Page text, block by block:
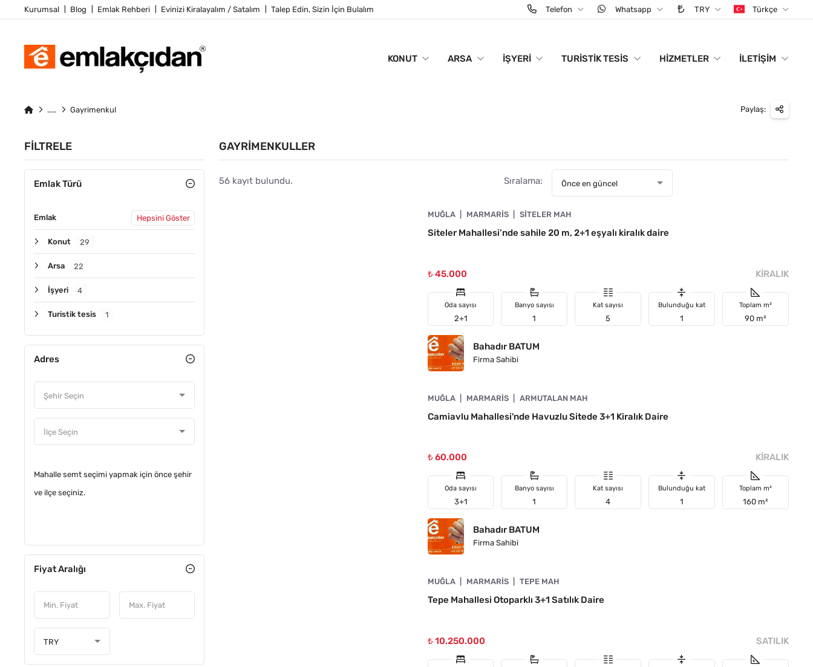
Kurumsal Blog Emlak Rehberi Evinizi Kiralayalım / Satalım Talep Edin, Sizin İçin Bulalım Telefon Whatsapp TRY Türkçe
KONUT ARSA İŞYERI TURISTIK TESIS HIZMETLER İLETIŞIM
Gayrimenkul Paylaş:
FILTRELE
Emlak Türü
Emlak Hepsini Göster
Konut 29
Arsa 22
İşyeri 4
Turistik tesis 1
Adres
Mahalle semt seçimi yapmak için önce şehir
ve ilçe seçiniz.
Fiyat Aralığı
TRY
GAYRIMENKULLER
56 kayıt bulundu. Sıralama: Önce en güncel
MUĞLA MARMARIS SITELER MAH
Siteler Mahallesi’nde sahile 20 m, 2+1 eşyalı kiralık daire
₺ 45.000 KIRALIK
Oda sayısı
2+1
Banyo sayısı
1
Kat sayısı
5
Bulunduğu kat
1
Toplam m²
90 m²
Bahadır BATUM
Firma Sahibi
MUĞLA MARMARIS ARMUTALAN MAH
Camiavlu Mahallesi'nde Havuzlu Sitede 3+1 Kiralık Daire
₺ 60.000 KIRALIK
Oda sayısı
3+1
Banyo sayısı
1
Kat sayısı
4
Bulunduğu kat
1
Toplam m²
160 m²
Bahadır BATUM
Firma Sahibi
MUĞLA MARMARIS TEPE MAH
Tepe Mahallesi Otoparklı 3+1 Satılık Daire
₺ 10.250.000 SATILIK